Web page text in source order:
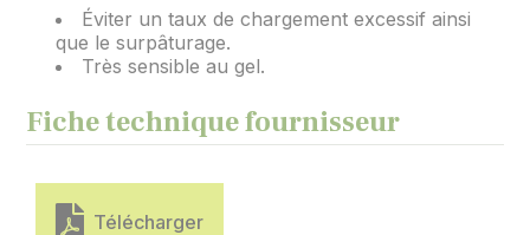
Éviter un taux de chargement excessif ainsi
que le surpâturage.
Très sensible au gel.
Fiche technique fournisseur
Télécharger